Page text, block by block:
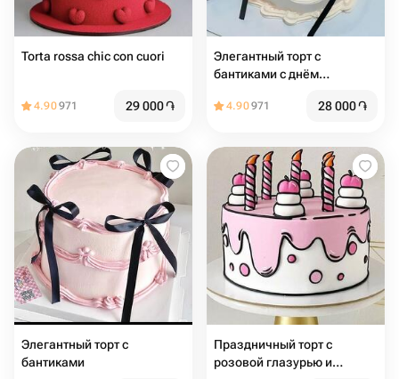
Torta rossa chic con cuori
4.90971 29 000֏
Элегантный торт с
бантиками с днём
4.90971 28 000֏
Элегантный торт с
бантиками
Праздничный торт с
розовой глазурью и